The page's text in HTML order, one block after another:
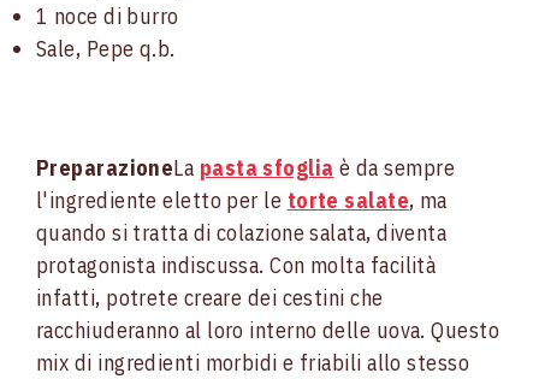
1 noce di burro
Sale, Pepe q.b.
PreparazioneLa pasta sfoglia è da sempre
l'ingrediente eletto per le torte salate, ma
quando si tratta di colazione salata, diventa
protagonista indiscussa. Con molta facilità
infatti, potrete creare dei cestini che
racchiuderanno al loro interno delle uova. Questo
mix di ingredienti morbidi e friabili allo stesso